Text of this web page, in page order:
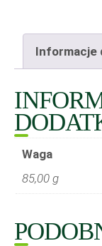
Informacje
Waga
85,00 g